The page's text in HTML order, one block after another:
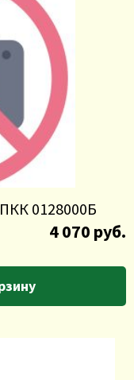
0128000Б
4 070 руб.